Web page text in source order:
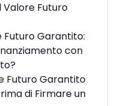
Valore Futuro
Futuro Garantito:
con
Futuro Garantito
di Firmare un